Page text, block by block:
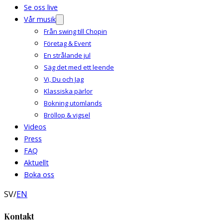
Se oss live
Vår musik
Från swing till Chopin
Företag & Event
En strålande jul
Säg det med ett leende
Vi, Du och Jag
Klassiska pärlor
Bokning utomlands
Bröllop & vigsel
Videos
Press
FAQ
Aktuellt
Boka oss
SV/EN
Kontakt